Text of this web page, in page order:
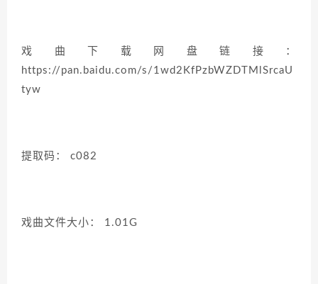
戏曲下载网盘链接：
https://pan.baidu.com/s/1wd2KfPzbWZDTMlSrcaU
tyw
提取码： c082
戏曲文件大小： 1.01G